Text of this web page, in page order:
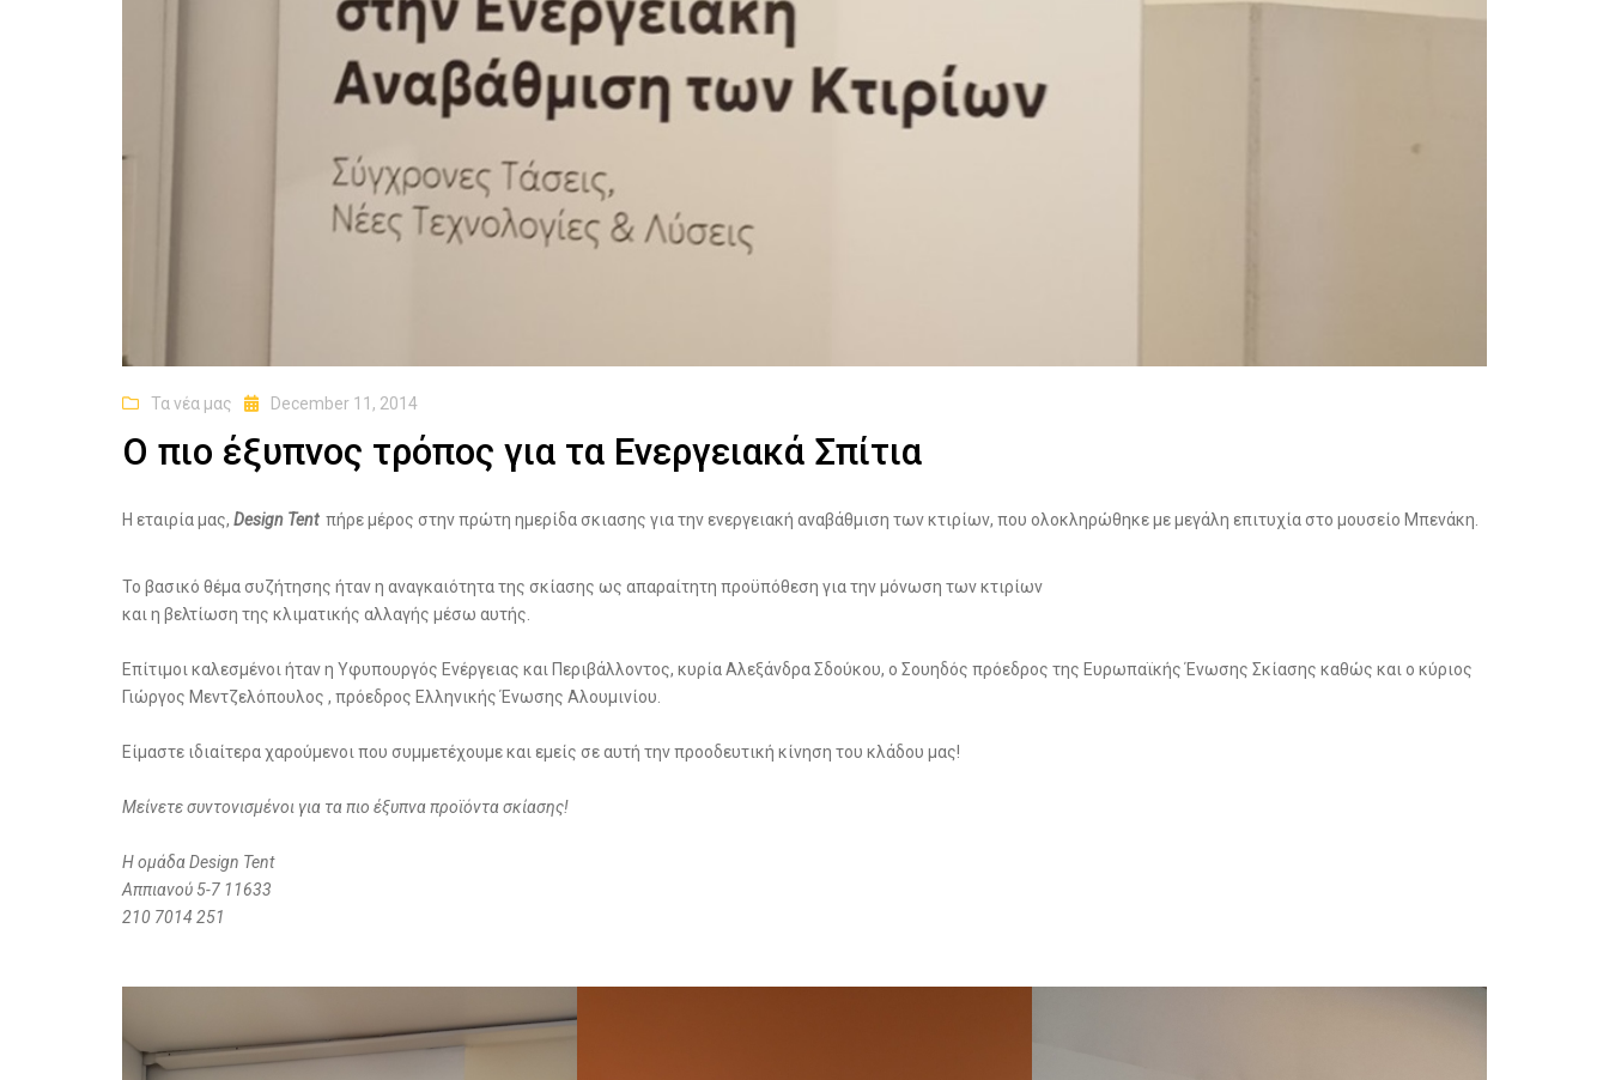
Τα νέα μας December 11, 2014
O πιο έξυπνος τρόπος για τα Ενεργειακά Σπίτια
Η εταιρία μας, Design Tent πήρε μέρος στην πρώτη ημερίδα σκιασης για την ενεργειακή αναβάθμιση των κτιρίων, που ολοκληρώθηκε με μεγάλη επιτυχία στο μουσείο Μπενάκη.
Το βασικό θέμα συζήτησης ήταν η αναγκαιότητα της σκίασης ως απαραίτητη προϋπόθεση για την μόνωση των κτιρίων
και η βελτίωση της κλιματικής αλλαγής μέσω αυτής.
Επίτιμοι καλεσμένοι ήταν η Υφυπουργός Ενέργειας και Περιβάλλοντος, κυρία Αλεξάνδρα Σδούκου, ο Σουηδός πρόεδρος της Ευρωπαϊκής Ένωσης Σκίασης καθώς και ο κύριος
Γιώργος Μεντζελόπουλος , πρόεδρος Ελληνικής Ένωσης Αλουμινίου.
Είμαστε ιδιαίτερα χαρούμενοι που συμμετέχουμε και εμείς σε αυτή την προοδευτική κίνηση του κλάδου μας!
Μείνετε συντονισμένοι για τα πιο έξυπνα προϊόντα σκίασης!
Η ομάδα Design Tent
Αππιανού 5-7 11633
210 7014 251